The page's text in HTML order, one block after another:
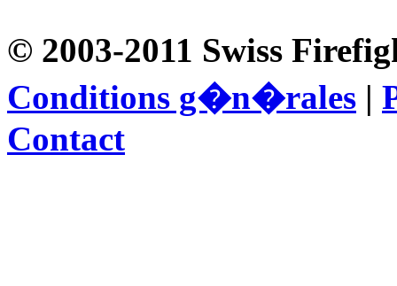
© 2003-2011 Swiss
Conditions g�n�rales |
Contact